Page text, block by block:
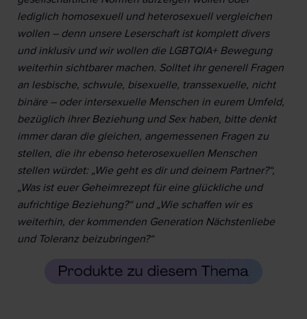
lediglich homosexuell und heterosexuell vergleichen
wollen – denn unsere Leserschaft ist komplett divers
und inklusiv und wir wollen die LGBTQIA+ Bewegung
weiterhin sichtbarer machen. Solltet ihr generell Fragen
an lesbische, schwule, bisexuelle, transsexuelle, nicht
binäre – oder intersexuelle Menschen in eurem Umfeld,
bezüglich ihrer Beziehung und Sex haben, bitte denkt
immer daran die gleichen, angemessenen Fragen zu
stellen, die ihr ebenso heterosexuellen Menschen
stellen würdet: „Wie geht es dir und deinem Partner?“,
„Was ist euer Geheimrezept für eine glückliche und
aufrichtige Beziehung?“ und „Wie schaffen wir es
weiterhin, der kommenden Generation Nächstenliebe
und Toleranz beizubringen?“